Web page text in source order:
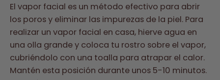
El vapor facial es un método efectivo para abrir
los poros y eliminar las impurezas de la piel. Para
realizar un vapor facial en casa, hierve agua en
una olla grande y coloca tu rostro sobre el vapor,
cubriéndolo con una toalla para atrapar el calor.
Mantén esta posición durante unos 5-10 minutos.